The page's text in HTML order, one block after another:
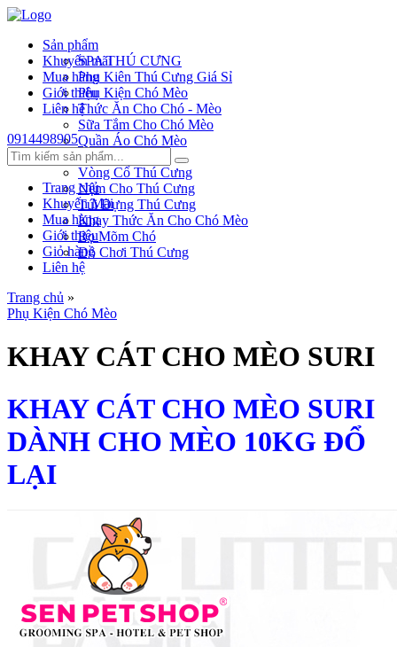
Sản phẩm
SPA THÚ CƯNG
Phụ Kiên Thú Cưng Giá Sỉ
Phụ Kiện Chó Mèo
Thức Ăn Cho Chó - Mèo
Sữa Tắm Cho Chó Mèo
Quần Áo Chó Mèo
Dây Xích Chó
Vòng Cổ Thú Cưng
Nệm Cho Thú Cưng
Túi Đựng Thú Cưng
Khay Thức Ăn Cho Chó Mèo
Rọ Mõm Chó
Đồ Chơi Thú Cưng
Khuyến mãi
Mua hàng
Giới thiệu
Liên hệ
0914498905
Trang chủ
Khuyến Mãi
Mua hàng
Giới thiệu
Giỏ hàng
Liên hệ
Trang chủ »
Phụ Kiện Chó Mèo
KHAY CÁT CHO MÈO SURI
KHAY CÁT CHO MÈO SURI
DÀNH CHO MÈO 10KG ĐỔ
LẠI